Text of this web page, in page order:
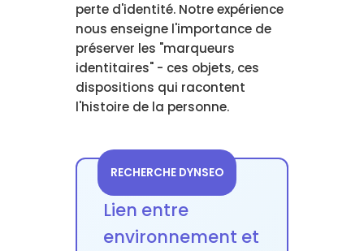
perte d'identité. Notre expérience
nous enseigne l'importance de
préserver les "marqueurs
identitaires" - ces objets, ces
dispositions qui racontent
l'histoire de la personne.
RECHERCHE DYNSEO
Lien entre
environnement et